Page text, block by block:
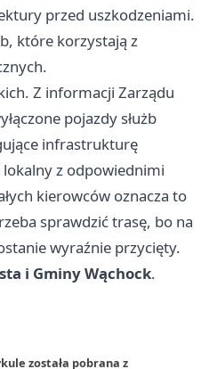
przed uszkodzeniami.
które korzystają z
Z informacji Zarządu
pojazdy służb
infrastrukturę
z odpowiednimi
kierowców oznacza to
sprawdzić trasę, bo na
wyraźnie przycięty.
i Gminy Wąchock.
została pobrana z